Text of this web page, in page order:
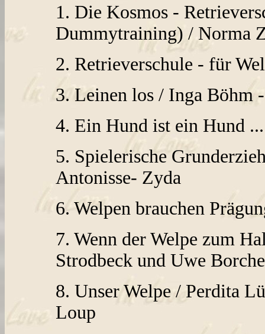
1. Die Kosmos -
Dummytraining) / Norma
2. Retrieverschule - für
3. Leinen los / Inga Böhm
4. Ein Hund ist ein Hund
5. Spielerische
Antonisse- Zyda
6. Welpen brauchen
7. Wenn der Welpe zum
Strodbeck und Uwe
8. Unser Welpe / Perdita
Loup